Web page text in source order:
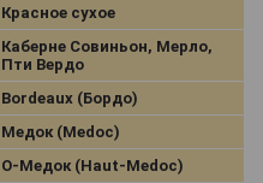
Красное сухое
Каберне Совиньон, Мерло,
Пти Вердо
Bordeaux (Бордо)
Медок (Medoc)
О-Медок (Haut-Medoc)